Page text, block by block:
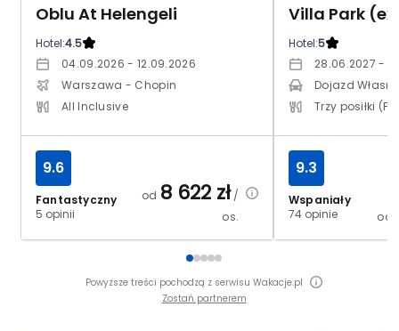
Oblu At Helengeli
Hotel:4.5
04.09.2026 - 12.09.2026
Warszawa - Chopin
All Inclusive
Fantastyczny
5 opinii
9.6
od 8 622 zł/
os.
Hotel:5
28.06.2027 -
Dojazd Własny
Trzy posiłki
Wspaniały
74 opinie
9.3
od
Powyższe treści pochodzą z serwisu Wakacje.pl
Zostań partnerem